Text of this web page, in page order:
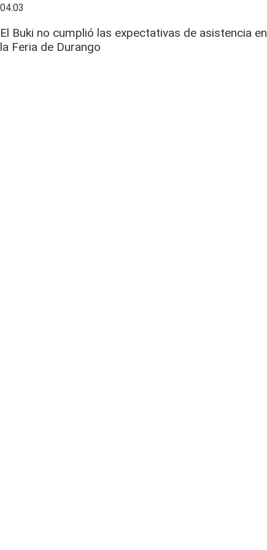
04:03
El Buki no cumplió las expectativas de asistencia en
la Feria de Durango